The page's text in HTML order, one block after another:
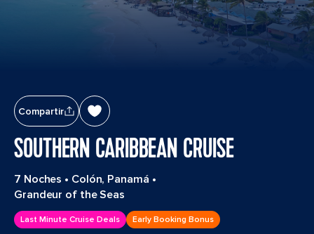
Compartir
SOUTHERN CARIBBEAN CRUISE
7 Noches • Colón, Panamá •
Grandeur of the Seas
Last Minute Cruise Deals Early Booking Bonus